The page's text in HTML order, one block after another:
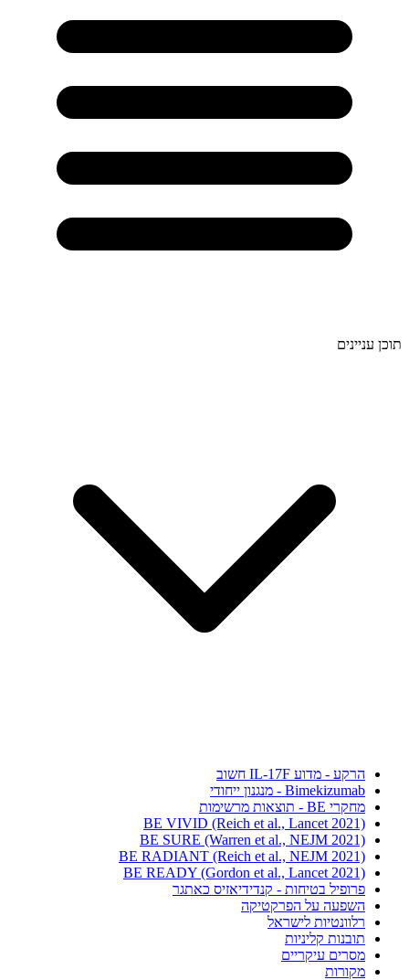
תוכן עניינים
הרקע - מדוע IL-17F חשוב
Bimekizumab - מנגנון ייחודי
מחקרי BE - תוצאות מרשימות
BE VIVID (Reich et al., Lancet 2021)
BE SURE (Warren et al., NEJM 2021)
BE RADIANT (Reich et al., NEJM 2021)
BE READY (Gordon et al., Lancet 2021)
פרופיל בטיחות - קנדידיאזיס כאתגר
השפעה על הפרקטיקה
רלוונטיות לישראל
תובנות קליניות
מסרים עיקריים
מקורות